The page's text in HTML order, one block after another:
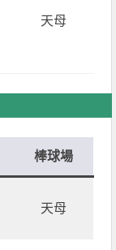
天母
棒球場
天母